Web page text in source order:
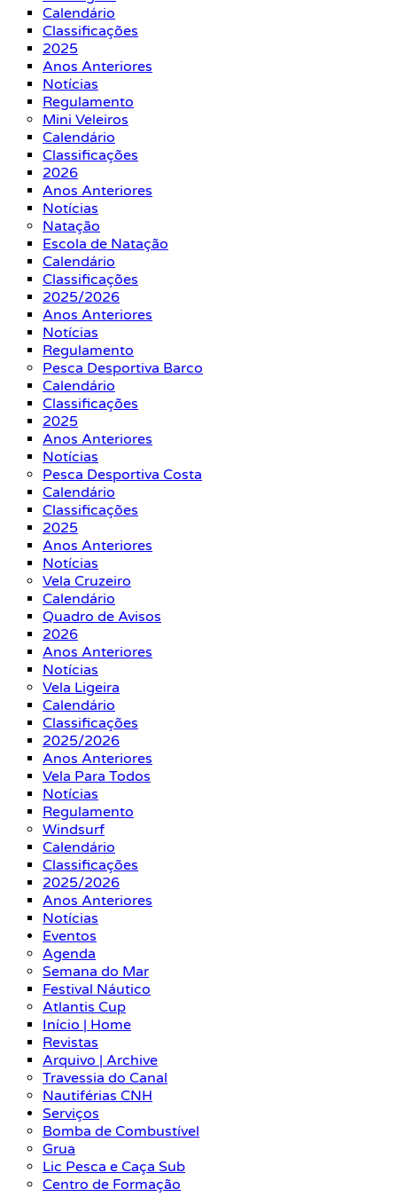
Calendário
Classificações
2025
Anos Anteriores
Notícias
Regulamento
Mini Veleiros
Calendário
Classificações
2026
Anos Anteriores
Notícias
Natação
Escola de Natação
Calendário
Classificações
2025/2026
Anos Anteriores
Notícias
Regulamento
Pesca Desportiva Barco
Calendário
Classificações
2025
Anos Anteriores
Notícias
Pesca Desportiva Costa
Calendário
Classificações
2025
Anos Anteriores
Notícias
Vela Cruzeiro
Calendário
Quadro de Avisos
2026
Anos Anteriores
Notícias
Vela Ligeira
Calendário
Classificações
2025/2026
Anos Anteriores
Vela Para Todos
Notícias
Regulamento
Windsurf
Calendário
Classificações
2025/2026
Anos Anteriores
Notícias
Eventos
Agenda
Semana do Mar
Festival Náutico
Atlantis Cup
Início | Home
Revistas
Arquivo | Archive
Travessia do Canal
Nautiférias CNH
Serviços
Bomba de Combustível
Grua
Lic Pesca e Caça Sub
Centro de Formação